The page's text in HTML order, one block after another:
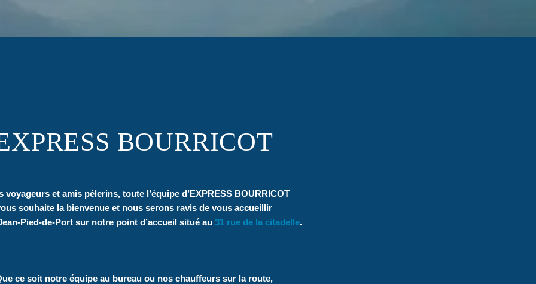
BOURRICOT
voyageurs et amis pèlerins, toute l’équipe d’EXPRESS BOURRICOT
souhaite la bienvenue et nous serons ravis de vous accueillir
Pied-de-Port sur notre point d’accueil situé au 31 rue de la citadelle.
ce soit notre équipe au bureau ou nos chauffeurs sur la route,